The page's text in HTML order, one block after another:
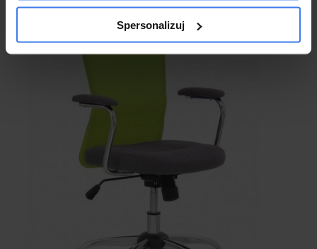
Spersonalizuj